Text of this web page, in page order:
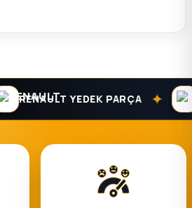
RENAULT YEDEK PARÇA ✦